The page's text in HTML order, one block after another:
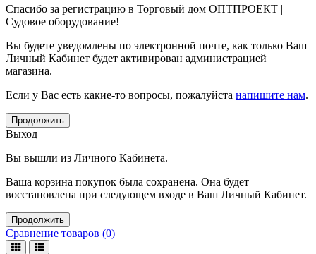
Спасибо за регистрацию в Торговый дом ОПТПРОЕКТ |
Судовое оборудование!
Вы будете уведомлены по электронной почте, как только Ваш
Личный Кабинет будет активирован администрацией
магазина.
Если у Вас есть какие-то вопросы, пожалуйста напишите нам.
Продолжить
Выход
Вы вышли из Личного Кабинета.
Ваша корзина покупок была сохранена. Она будет
восстановлена при следующем входе в Ваш Личный Кабинет.
Продолжить
Сравнение товаров (0)